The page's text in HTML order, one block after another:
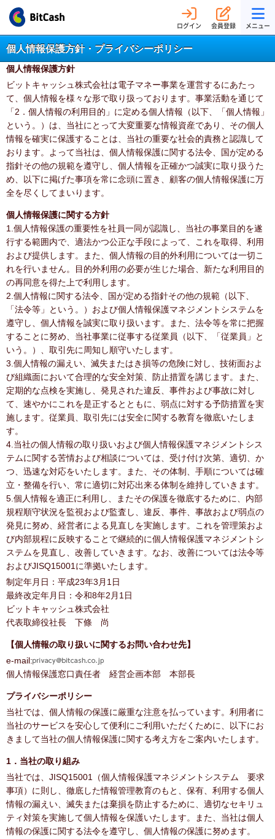
ログイン 会員登録 メニュー
個人情報保護方針・プライバシーポリシー
個人情報保護方針
ビットキャッシュ株式会社は電子マネー事業を運営するにあたっ
て、個人情報を様々な形で取り扱っております。事業活動を通じて
「2．個人情報の利用目的」に定める個人情報（以下、「個人情報」
という。）は、当社にとって大変重要な情報資産であり、その個人
情報を確実に保護することは、当社の重要な社会的責務と認識して
おります。よって当社は、個人情報保護に関する法令、国が定める
指針その他の規範を遵守し、個人情報を正確かつ誠実に取り扱うた
め、以下に掲げた事項を常に念頭に置き、顧客の個人情報保護に万
全を尽くしてまいります。
個人情報保護に関する方針
1.個人情報保護の重要性を社員一同が認識し、当社の事業目的を遂
行する範囲内で、適法かつ公正な手段によって、これを取得、利用
および提供します。また、個人情報の目的外利用については一切こ
れを行いません。目的外利用の必要が生じた場合、新たな利用目的
の再同意を得た上で利用します。
2.個人情報に関する法令、国が定める指針その他の規範（以下、
「法令等」という。）および個人情報保護マネジメントシステムを
遵守し、個人情報を誠実に取り扱います。また、法令等を常に把握
することに努め、当社事業に従事する従業員（以下、「従業員」と
いう。）、取引先に周知し順守いたします。
3.個人情報の漏えい、滅失またはき損等の危険に対し、技術面およ
び組織面において合理的な安全対策、防止措置を講じます。また、
定期的な点検を実施し、発見された違反、事件および事故に対し
て、速やかにこれを是正するとともに、弱点に対する予防措置を実
施します。従業員、取引先には安全に関する教育を徹底いたしま
す。
4.当社の個人情報の取り扱いおよび個人情報保護マネジメントシス
テムに関する苦情および相談については、受け付け次第、適切、か
つ、迅速な対応をいたします。また、その体制、手順については確
立・整備を行い、常に適切に対応出来る体制を維持していきます。
5.個人情報を適正に利用し、またその保護を徹底するために、内部
規程順守状況を監視および監査し、違反、事件、事故および弱点の
発見に努め、経営者による見直しを実施します。これを管理策およ
び内部規程に反映することで継続的に個人情報保護マネジメントシ
ステムを見直し、改善していきます。なお、改善については法令等
およびJISQ15001に準拠いたします。
制定年月日：平成23年3月1日
最終改定年月日：令和8年2月1日
ビットキャッシュ株式会社
代表取締役社長 下條 尚
【個人情報の取り扱いに関するお問い合わせ先】
e-mail:
個人情報保護窓口責任者 経営企画本部 本部長
プライバシーポリシー
当社では、個人情報の保護に厳重な注意を払っています。利用者に
当社のサービスを安心して便利にご利用いただくために、以下にお
きまして当社の個人情報保護に関する考え方をご案内いたします。
1．当社の取り組み
当社では、JISQ15001（個人情報保護マネジメントシステム 要求
事項）に則し、徹底した情報管理教育のもと、保有、利用する個人
情報の漏えい、滅失または棄損を防止するために、適切なセキリュ
ティ対策を実施して個人情報を保護いたします。また、当社は個人
情報の保護に関する法令を遵守し、個人情報の保護に努めます。